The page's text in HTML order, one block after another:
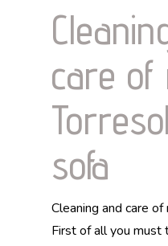
care
sofa
Cleaning and care
First of all you must